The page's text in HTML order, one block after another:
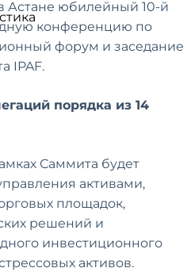
Астане юбилейный 10-й
конференцию по
форум и заседание
IPAF.
порядка из 14
Саммита будет
активами,
площадок,
решений и
инвестиционного
активов.